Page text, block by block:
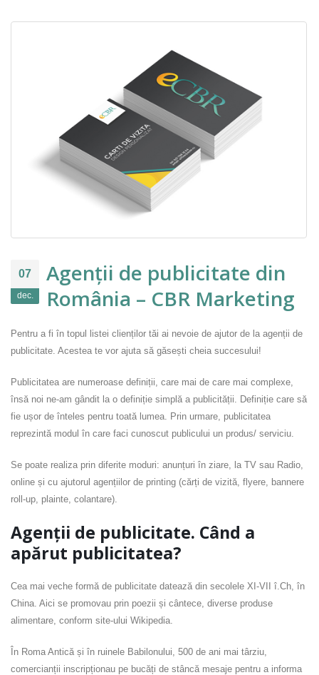
07
dec.
Agenții de publicitate din
România – CBR Marketing
Pentru a fi în topul listei clienților tăi ai nevoie de ajutor de la agenții de
publicitate. Acestea te vor ajuta să găsești cheia succesului!
Publicitatea are numeroase definiții, care mai de care mai complexe,
însă noi ne-am gândit la o definiție simplă a publicității. Definiție care să
fie ușor de înteles pentru toată lumea. Prin urmare, publicitatea
reprezintă modul în care faci cunoscut publicului un produs/ serviciu.
Se poate realiza prin diferite moduri: anunțuri în ziare, la TV sau Radio,
online și cu ajutorul agențiilor de printing (cărți de vizită, flyere, bannere
roll-up, plainte, colantare).
Agenții de publicitate. Când a
apărut publicitatea?
Cea mai veche formă de publicitate datează din secolele XI-VII î.Ch, în
China. Aici se promovau prin poezii și cântece, diverse produse
alimentare, conform site-ului Wikipedia.
În Roma Antică și în ruinele Babilonului, 500 de ani mai târziu,
comercianții inscripționau pe bucăți de stâncă mesaje pentru a informa